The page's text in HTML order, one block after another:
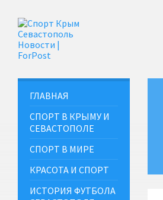
ГЛАВНАЯ
СПОРТ В КРЫМУ И
СЕВАСТОПОЛЕ
СПОРТ В МИРЕ
КРАСОТА И СПОРТ
ИСТОРИЯ ФУТБОЛА